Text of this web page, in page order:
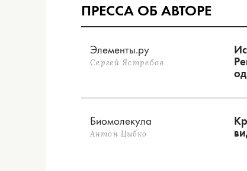
ПРЕССА ОБ АВТОРЕ
Элементы.ру
Сергей Ястребов
Биомолекула
Антон Цыбко